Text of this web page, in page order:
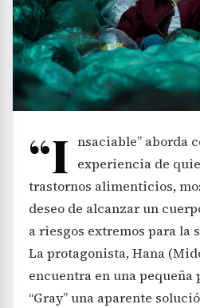
“I nsaciable” aborda
experiencia de
trastornos alimenticios,
deseo de alcanzar un
a riesgos extremos para la
La protagonista, Hana
encuentra en una pequeña
“Gray” una aparente